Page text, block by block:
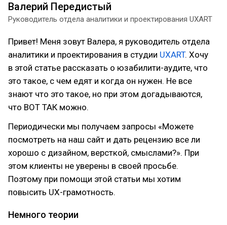
Валерий Передистый
Руководитель отдела аналитики и проектирования UXART
Привет! Меня зовут Валера, я руководитель отдела
аналитики и проектирования в студии UXART. Хочу
в этой статье рассказать о юзабилити-аудите, что
это такое, с чем едят и когда он нужен. Не все
знают что это такое, но при этом догадываются,
что ВОТ ТАК можно.
Периодически мы получаем запросы «Можете
посмотреть на наш сайт и дать рецензию все ли
хорошо с дизайном, версткой, смыслами?». При
этом клиенты не уверены в своей просьбе.
Поэтому при помощи этой статьи мы хотим
повысить UX-грамотность.
Немного теории